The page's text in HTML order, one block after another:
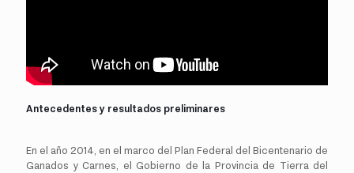
Antecedentes y resultados preliminares
En el año 2014, en el marco del Plan Federal del Bicentenario de
Ganados y Carnes, el Gobierno de la Provincia de Tierra del